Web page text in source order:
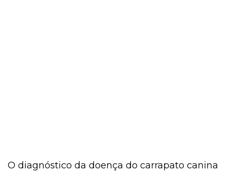
O diagnóstico da doença do carrapato canina